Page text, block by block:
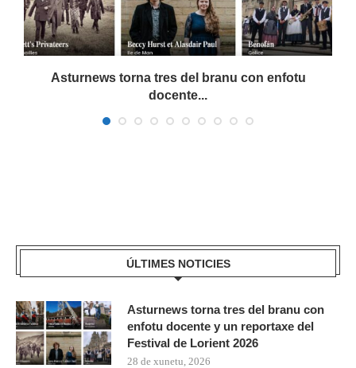
Asturnews torna tres del branu con enfotu
docente...
ÚLTIMES NOTICIES
Asturnews torna tres del branu con
enfotu docente y un reportaxe del
Festival de Lorient 2026
28 de xunetu, 2026